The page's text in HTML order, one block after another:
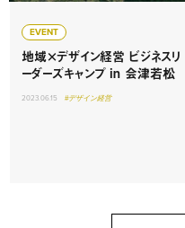
EVENT
地域×デザイン経営 ビジネスリ
ーダーズキャンプ in 会津若松
2023.06.15 #デザイン経営